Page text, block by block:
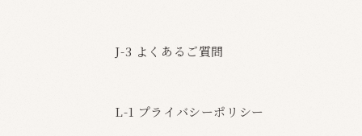
J-3 よくあるご質問
L-1 プライバシーポリシー